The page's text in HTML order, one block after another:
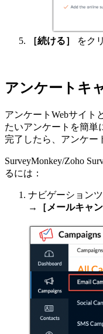
［続ける］ をク
アンケートキ
アンケートWebサイト
たいアンケートを簡単
完了したら、アンケー
SurveyMonkey/Zoho
るには：
ナビゲーション
→
［メールキャ